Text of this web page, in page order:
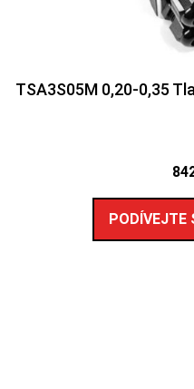
TSA3S05M 0,20-0,35
PODÍVEJTE